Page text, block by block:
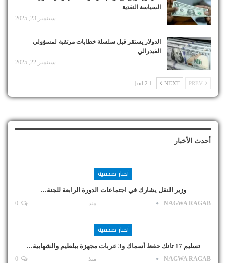
السياسة النقدية
سبتمبر 23, 2025
الدولار يستقر قبل سلسلة خطابات مرتقبة لمسؤولي
الفيدرالي
سبتمبر 22, 2025
NEXT
1 od 2 |
أحدث الأخبار
أخبار صحفية
وزير النقل يشارك في اجتماعات الدورة الرابعة للجنة…
NAGWA RAGAB منذ
أخبار صحفية
تسليم 17 تانك حفظ أسماك و3 عربات مجهزة ببلطيم والشهابية…
NAGWA RAGAB منذ